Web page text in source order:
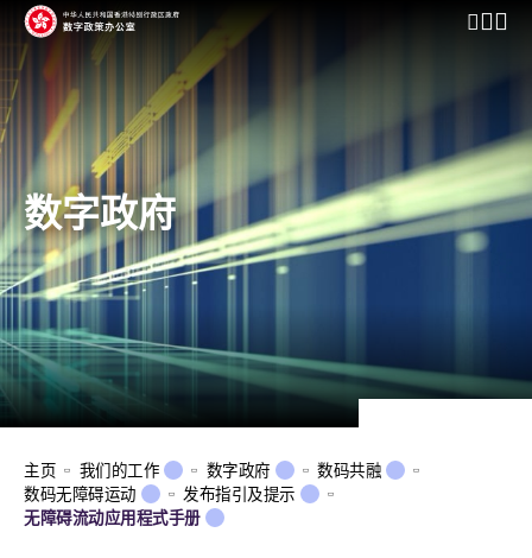
开启行
数字政府
主页 我们的工作 数字政府
数码共融
数码无障碍运动
发布指引及提示
无障碍流动应用程式手册